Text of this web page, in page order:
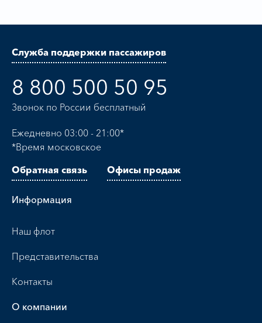
Служба поддержки пассажиров
8 800 500 50 95
Звонок по России бесплатный
Ежедневно 03:00 - 21:00*
*Время московское
Обратная связь
Офисы продаж
Информация
Наш флот
Представительства
Контакты
О компании